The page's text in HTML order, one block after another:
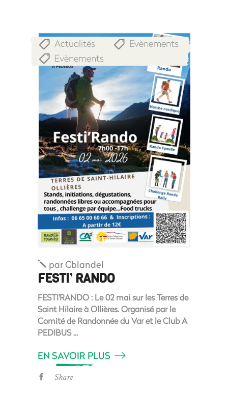
Actualités Evènements
Evènements
parCblandel
FESTI’ RANDO
FESTI'RANDO : Le 02 mai sur les Terres de
Saint Hilaire à Ollières. Organisé par le
Comité de Randonnée du Var et le Club A
PEDIBUS
EN SAVOIR PLUS
Share